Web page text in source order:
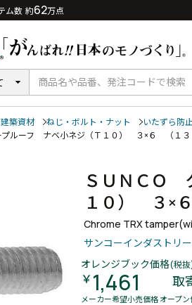
ム数 約62万点
築資材 ねじ・ボルト・ナット いたずら防
プルーフ ナベ小ネジ（Ｔ１０） ３×６ （１
ＳＵＮＣＯ
１０） ３×
Chrome TRX
サンコーインダストリー
オレンジブック価格(税
￥ 1,461 取
メーカー希望小売価格 オープン